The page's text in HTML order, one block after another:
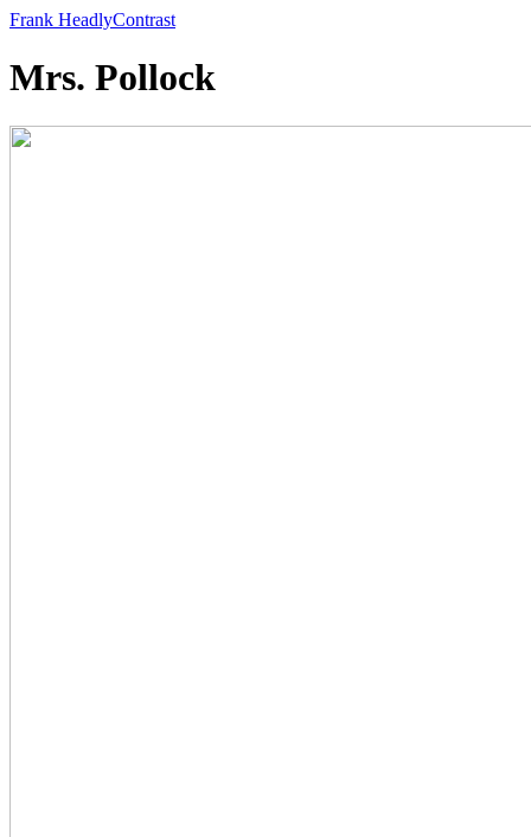
Frank HeadlyContrast
Mrs. Pollock